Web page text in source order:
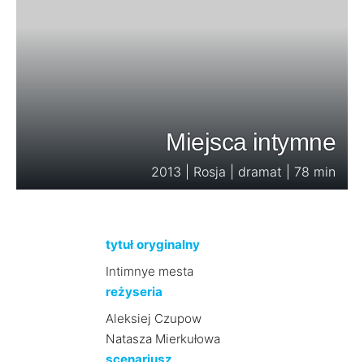
Miejsca intymne
2013 | Rosja | dramat | 78 min
tytuł oryginalny
Intimnye mesta
reżyseria
Aleksiej Czupow
Natasza Mierkułowa